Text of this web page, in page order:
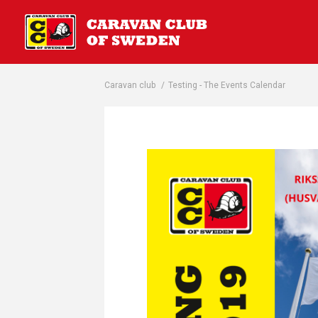
Caravan club / Testing - The Events Calendar